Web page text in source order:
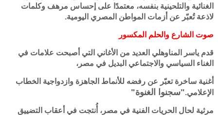
الغنائية والتلحينية بنفسه، معتمدًا على إحساس مرهف وكلمات
لاذعة تُعبّر عن أزمات المواطن المصري اليومية.
صوت الشارع والحلم المكسور
قدم ياسر المناوهلي العديد من الأغاني التي أصبحت علامات في
الغناء السياسي والاجتماعي البديل في مصر،
أغنية ساخرة تعبّر عن رفضه للأنماط الجاهزة وازدواجية الخطاب
الإعلامي."سجنوا الغنوة"
مرثية لحال الحريات الفنية في مصر، أُنتجت في أعقاب التضييق